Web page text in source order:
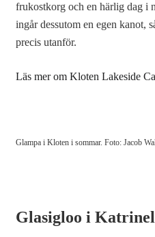
frukostkorg och en härlig dag i
ingår dessutom en egen kanot,
precis utanför.
Läs mer om Kloten Lakeside
Glampa i Kloten i sommar. Foto: Jacob
Glasigloo i